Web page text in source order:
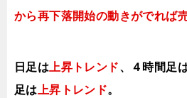
から再下落開始の動きがでれば
日足は 上昇トレンド、４時間足
足は
上昇トレンド。